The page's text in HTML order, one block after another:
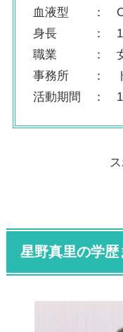
血液型 ：
身長 ：
職業 ：
事務所 ： ト
活動期間 ：
星野真里の学歴